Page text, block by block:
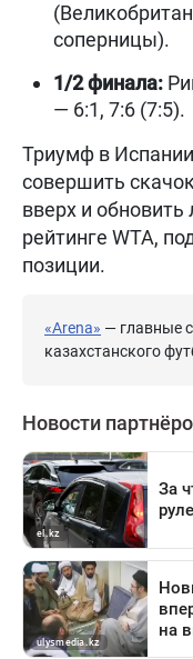
соперницы).
1/2 финала:
— 6:1, 7:6 (7:5).
Триумф в
совершить
вверх и
рейтинге WTA,
позиции.
«Arena» — главные
казахстанского